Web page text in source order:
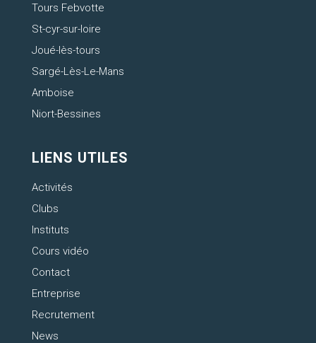
Tours Febvotte
St-cyr-sur-loire
Joué-lès-tours
Sargé-Lès-Le-Mans
Amboise
Niort-Bessines
LIENS UTILES
Activités
Clubs
Instituts
Cours vidéo
Contact
Entreprise
Recrutement
News